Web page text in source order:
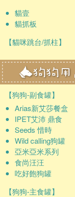
貓壹
貓抓板
【貓咪跳台/抓柱】
【狗狗-副食罐】
Arias新艾莎餐盒
IPET艾沛 鼎食
Seeds 惜時
Wild calling狗罐
亞米亞米系列
食尚汪汪
吃好飽狗罐
【狗狗-主食罐】